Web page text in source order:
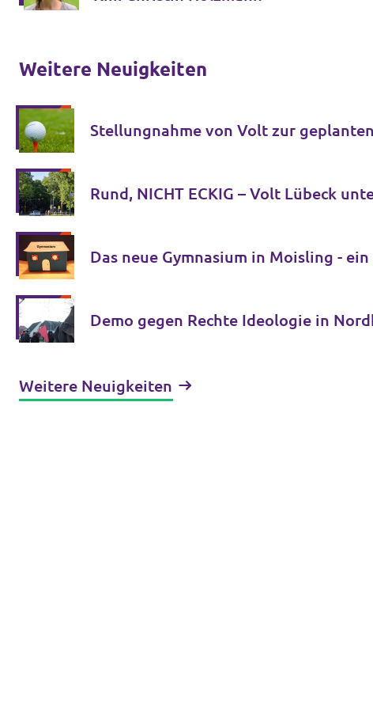
Weitere Neuigkeiten
Stellungnahme von Volt zur
Rund, NICHT ECKIG – Volt Lübeck
Das neue Gymnasium in Moisling -
Demo gegen Rechte Ideologie in
Weitere Neuigkeiten